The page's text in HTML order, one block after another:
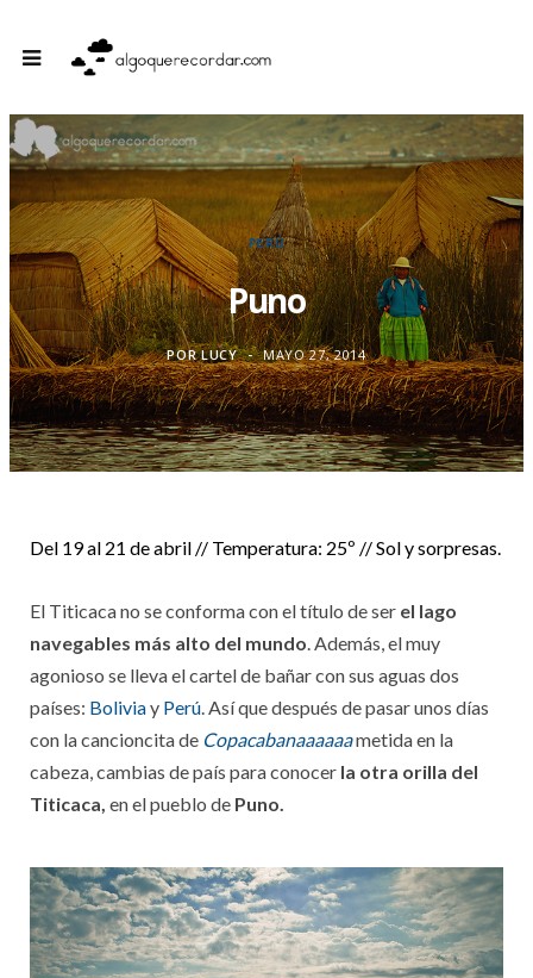
PERÚ
Puno
PORLUCY MAYO 27, 2014
Del 19 al 21 de abril // Temperatura: 25º // Sol y sorpresas.
El Titicaca no se conforma con el título de ser el lago
navegables más alto del mundo. Además, el muy
agonioso se lleva el cartel de bañar con sus aguas dos
países: Boliviay Perú. Así que después de pasar unos días
con la cancioncita de Copacabanaaaaaametida en la
cabeza, cambias de país para conocer la otra orilla del
Titicaca, en el pueblo de Puno.